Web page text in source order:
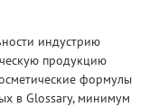
индустрию
продукцию
формулы
в Glossary, минимум